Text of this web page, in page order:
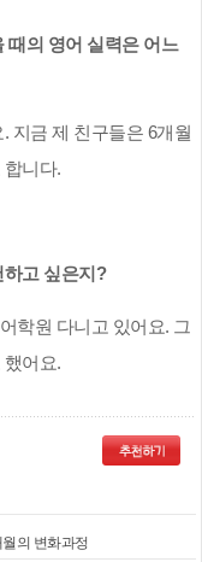
때의 영어 실력은 어느
. 지금 제 친구들은 6개월
합니다.
고 싶은지 ?
학원 다니고 있어요. 그
했어요.
의 변화과정